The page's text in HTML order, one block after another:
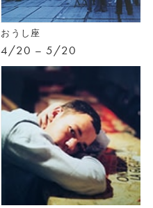
おうし座
4/20 – 5/20